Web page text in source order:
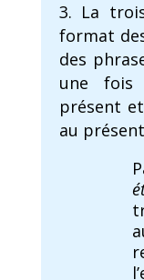
La
format
des
une fois
présent
au